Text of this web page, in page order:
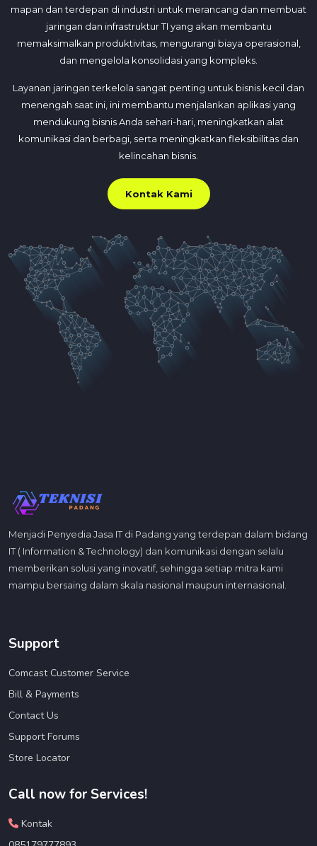
mapan dan terdepan di industri untuk merancang dan membuat
jaringan dan infrastruktur TI yang akan membantu
memaksimalkan produktivitas, mengurangi biaya operasional,
dan mengelola konsolidasi yang kompleks.
Layanan jaringan terkelola sangat penting untuk bisnis kecil dan
menengah saat ini, ini membantu menjalankan aplikasi yang
mendukung bisnis Anda sehari-hari, meningkatkan alat
komunikasi dan berbagi, serta meningkatkan fleksibilitas dan
kelincahan bisnis.
Kontak Kami
Menjadi Penyedia Jasa IT di Padang yang terdepan dalam bidang
IT ( Information & Technology) dan komunikasi dengan selalu
memberikan solusi yang inovatif, sehingga setiap mitra kami
mampu bersaing dalam skala nasional maupun internasional.
Support
Comcast Customer Service
Bill & Payments
Contact Us
Support Forums
Store Locator
Call now for Services!
Kontak